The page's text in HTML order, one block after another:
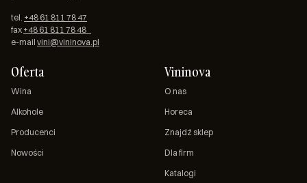
tel. +48 61 811 78 47
fax +48 61 811 78 48
e-mail vini@vininova.pl
Oferta
Wina
Alkohole
Producenci
Nowości
Vininova
O nas
Horeca
Znajdź sklep
Dla firm
Katalogi